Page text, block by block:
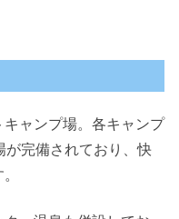
ャンプ場。各キャンプ
が完備されており、快